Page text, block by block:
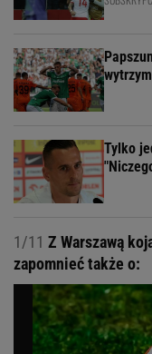
Tylko
1/11 Z Warszawą
zapomnieć także o: